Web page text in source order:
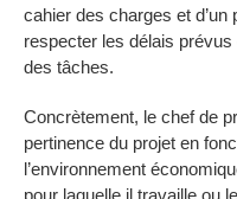
cahier des charges et
respecter les délais
des tâches.
Concrètement, le chef de
pertinence du projet en
l’environnement
pour laquelle il travaille ou